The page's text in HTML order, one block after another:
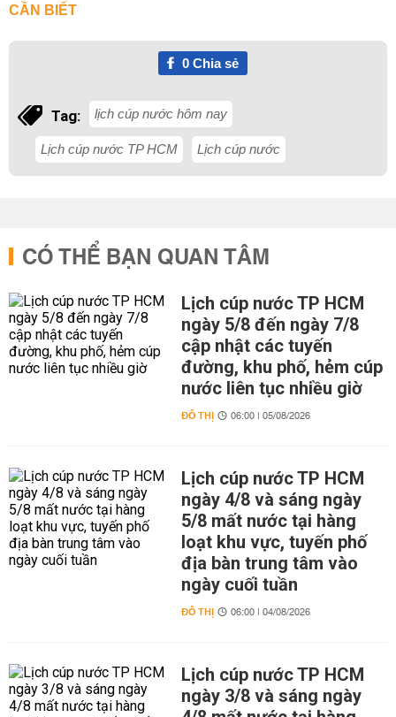
CẦN BIẾT
0Chia sẻ
Tag: lịch cúp nước hôm nay
Lịch cúp nước TP HCM Lịch cúp nước
CÓ THỂ BẠN QUAN TÂM
Lịch cúp nước TP HCM
ngày 5/8 đến ngày 7/8
cập nhật các tuyến
đường, khu phố, hẻm cúp
nước liên tục nhiều giờ
ĐÔ THỊ 06:00 | 05/08/2026
Lịch cúp nước TP HCM
ngày 4/8 và sáng ngày
5/8 mất nước tại hàng
loạt khu vực, tuyến phố
địa bàn trung tâm vào
ngày cuối tuần
ĐÔ THỊ 06:00 | 04/08/2026
Lịch cúp nước TP HCM
ngày 3/8 và sáng ngày